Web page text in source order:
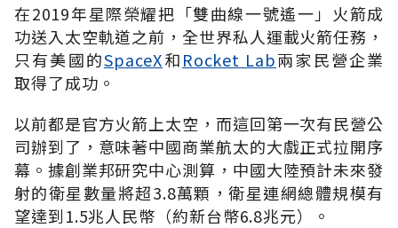
在2019年星際榮耀把「雙曲線一號遙一」火箭成
功送入太空軌道之前，全世界私人運載火箭任務，
只有美國的SpaceX和Rocket Lab兩家民營企業
取得了成功。
以前都是官方火箭上太空，而這回第一次有民營公
司辦到了，意味著中國商業航太的大戲正式拉開序
幕。據創業邦研究中心測算，中國大陸預計未來發
射的衛星數量將超3.8萬顆，衛星連網總體規模有
望達到1.5兆人民幣（約新台幣6.8兆元）。